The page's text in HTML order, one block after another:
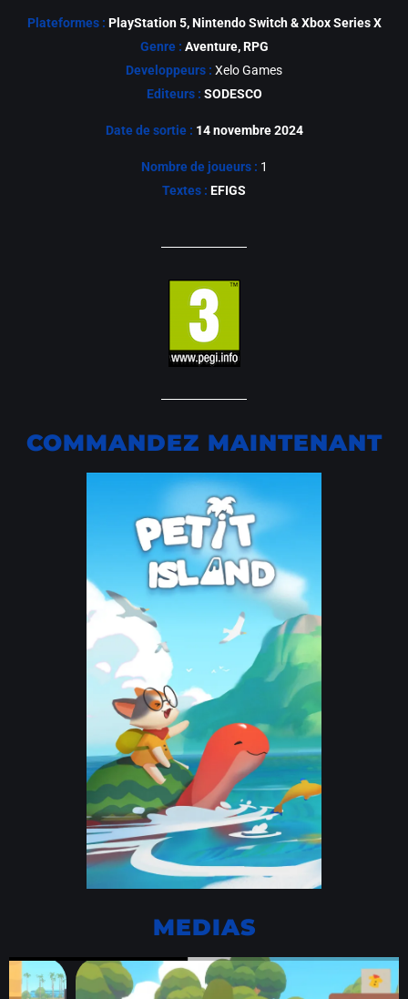
Plateformes : PlayStation 5, Nintendo Switch & Xbox Series X
Genre : Aventure, RPG
Developpeurs : Xelo Games
Editeurs : SODESCO
Date de sortie : 14 novembre 2024
Nombre de joueurs : 1
Textes : EFIGS
COMMANDEZ MAINTENANT
MEDIAS